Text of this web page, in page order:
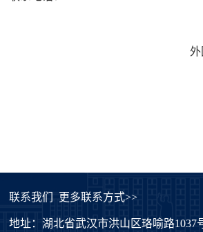
外
联系我们 更多联系方式>>
地址：湖北省武汉市洪山区珞喻路1037